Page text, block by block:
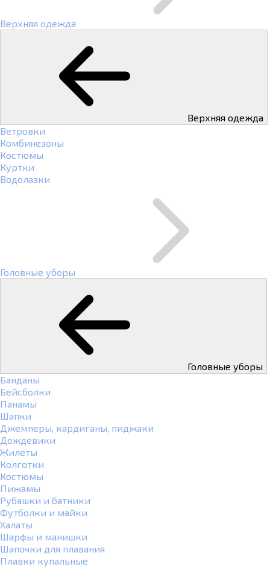
Верхняя одежда
Верхняя одежда
Ветровки
Комбинезоны
Костюмы
Куртки
Водолазки
Головные уборы
Головные уборы
Банданы
Бейсболки
Панамы
Шапки
Джемперы, кардиганы, пиджаки
Дождевики
Жилеты
Колготки
Костюмы
Пижамы
Рубашки и батники
Футболки и майки
Халаты
Шарфы и манишки
Шапочки для плавания
Плавки купальные